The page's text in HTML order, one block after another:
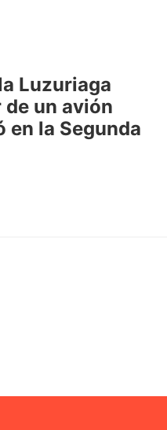
Luzuriaga
un avión
en la Segunda